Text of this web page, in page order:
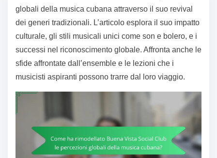
globali della musica cubana attraverso il suo revival
dei generi tradizionali. L’articolo esplora il suo impatto
culturale, gli stili musicali unici come son e bolero, e i
successi nel riconoscimento globale. Affronta anche le
sfide affrontate dall’ensemble e le lezioni che i
musicisti aspiranti possono trarre dal loro viaggio.